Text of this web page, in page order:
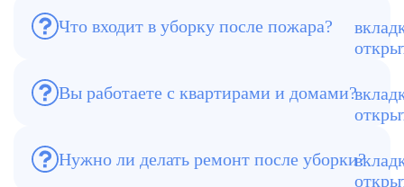
Что входит в уборку после пожара?
Удаление копоти, мусора, мойка
поверхностей, химчистка и
Вы работаете с квартирами и домами?
Да, выполняем уборку квартир, домов,
Нужно ли делать ремонт после уборки?
После клининга помещение готово к